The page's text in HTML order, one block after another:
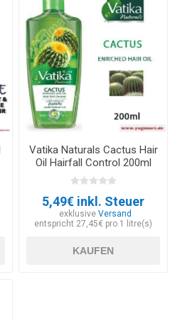
Vatika Naturals Cactus Hair
Oil Hairfall Control 200ml
5,49€ inkl. Steuer
exklusive Versand
entspricht 27,45€ pro 1 litre(s)
KAUFEN